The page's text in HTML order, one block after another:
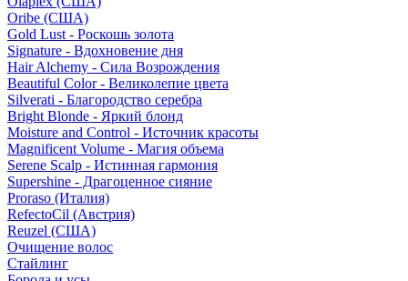
Oribe (США)
Gold Lust - Роскошь золота
Signature - Вдохновение дня
Hair Alchemy - Сила Возрождения
Beautiful Color - Великолепие цвета
Silverati - Благородство серебра
Bright Blonde - Яркий блонд
Moisture and Control - Источник красоты
Magnificent Volume - Магия объема
Serene Scalp - Истинная гармония
Supershine - Драгоценное сияние
Proraso (Италия)
RefectoCil (Австрия)
Reuzel (США)
Очищение волос
Стайлинг